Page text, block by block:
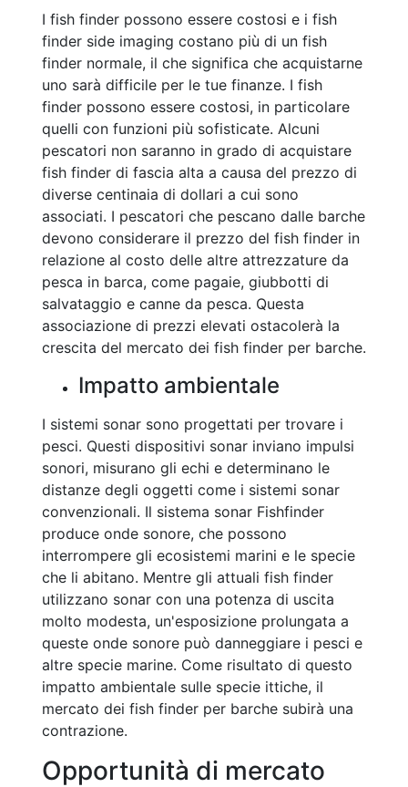
I fish finder possono essere costosi e i fish
finder side imaging costano più di un fish
finder normale, il che significa che acquistarne
uno sarà difficile per le tue finanze. I fish
finder possono essere costosi, in particolare
quelli con funzioni più sofisticate. Alcuni
pescatori non saranno in grado di acquistare
fish finder di fascia alta a causa del prezzo di
diverse centinaia di dollari a cui sono
associati. I pescatori che pescano dalle barche
devono considerare il prezzo del fish finder in
relazione al costo delle altre attrezzature da
pesca in barca, come pagaie, giubbotti di
salvataggio e canne da pesca. Questa
associazione di prezzi elevati ostacolerà la
crescita del mercato dei fish finder per barche.
Impatto ambientale
I sistemi sonar sono progettati per trovare i
pesci. Questi dispositivi sonar inviano impulsi
sonori, misurano gli echi e determinano le
distanze degli oggetti come i sistemi sonar
convenzionali. Il sistema sonar Fishfinder
produce onde sonore, che possono
interrompere gli ecosistemi marini e le specie
che li abitano. Mentre gli attuali fish finder
utilizzano sonar con una potenza di uscita
molto modesta, un'esposizione prolungata a
queste onde sonore può danneggiare i pesci e
altre specie marine. Come risultato di questo
impatto ambientale sulle specie ittiche, il
mercato dei fish finder per barche subirà una
contrazione.
Opportunità di mercato